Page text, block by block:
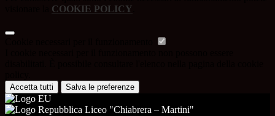
COOKIE POLICY
Accetta tutti Salva le preferenze
Liceo "Chiabrera – Martini"